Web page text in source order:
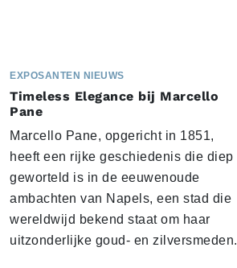
EXPOSANTEN NIEUWS
Timeless Elegance bij Marcello
Pane
Marcello Pane, opgericht in 1851,
heeft een rijke geschiedenis die diep
geworteld is in de eeuwenoude
ambachten van Napels, een stad die
wereldwijd bekend staat om haar
uitzonderlijke goud- en zilversmeden.